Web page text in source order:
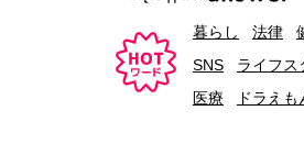
暮らし 法律
SNS
ライフス
医療
ドラえも